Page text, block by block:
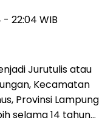
22:04 WIB
Jurutulis atau
Kecamatan
Provinsi Lampung
selama 14 tahun…